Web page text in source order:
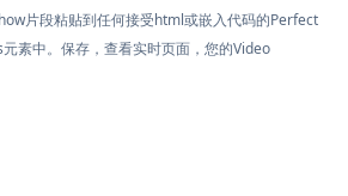
片段粘贴到任何接受html或嵌入代码的Perfect
素中。保存，查看实时页面，您的Video